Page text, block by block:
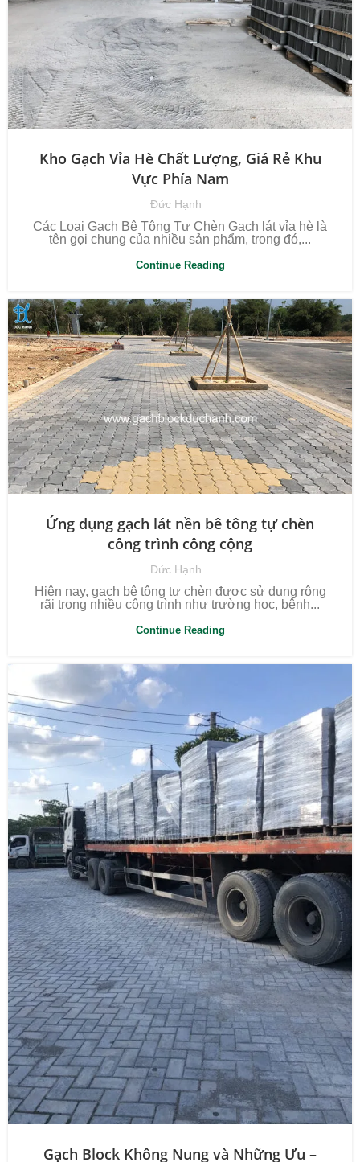
Kho Gạch Vỉa Hè Chất Lượng, Giá Rẻ Khu
Vực Phía Nam
Đức Hạnh
Các Loại Gạch Bê Tông Tự Chèn Gạch lát vỉa hè là
tên gọi chung của nhiều sản phẩm, trong đó,...
Continue Reading
Ứng dụng gạch lát nền bê tông tự chèn
công trình công cộng
Đức Hạnh
Hiện nay, gạch bê tông tự chèn được sử dụng rộng
rãi trong nhiều công trình như trường học, bệnh...
Continue Reading
Gạch Block Không Nung và Những Ưu –